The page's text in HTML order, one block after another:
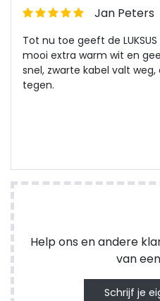
Jan Peters
Tot nu toe geeft de
mooi extra warm wit en
snel, zwarte kabel valt
tegen.
Help ons en andere
van
Schrijf je